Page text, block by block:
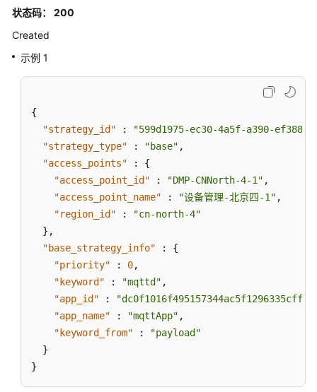
状态码： 200
Created
示例 1
{
"strategy_id"
:
"599d1975-ec30-4a5f-a390-
"strategy_type"
: "base" ,
"access_points"
:
{
"access_point_id"
: "DMP-CNNorth-4-1" ,
"access_point_name"
: "设备管理-北京四-1" ,
"region_id"
:
"cn-north-4"
} ,
"base_strategy_info"
:
{
"priority"
: 0,
"keyword"
: "mqttd" ,
"app_id"
:
"app_name"
: "mqttApp" ,
"keyword_from"
:
"payload"
}
}